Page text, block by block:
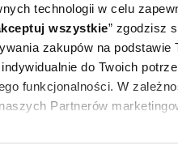
technologii w celu
wszystkie” zgodzisz
zakupów na podstawie
do Twoich
funkcjonalności. W
Partnerów
tylko niektóre